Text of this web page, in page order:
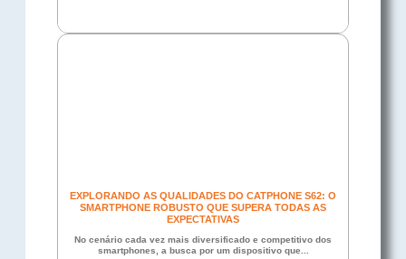
EXPLORANDO AS QUALIDADES DO CATPHONE S62: O
SMARTPHONE ROBUSTO QUE SUPERA TODAS AS
EXPECTATIVAS
No cenário cada vez mais diversificado e competitivo dos
smartphones, a busca por um dispositivo que...